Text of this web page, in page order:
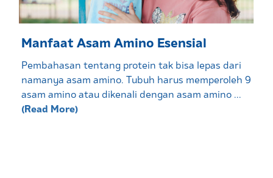
Manfaat Asam Amino Esensial
Pembahasan tentang protein tak bisa lepas dari
namanya asam amino. Tubuh harus memperoleh 9
asam amino atau dikenali dengan asam amino ...
(Read More)